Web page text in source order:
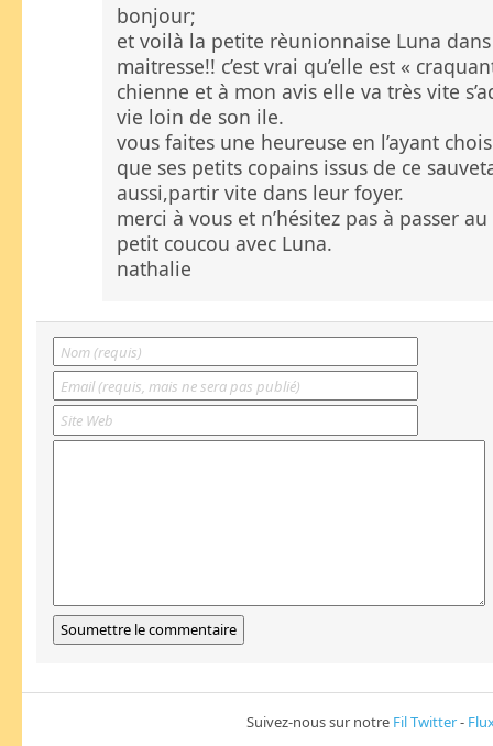
bonjour;
et voilà la petite rèunionnaise Luna
maitresse!! c’est vrai qu’elle est «
chienne et à mon avis elle va très vite
vie loin de son ile.
vous faites une heureuse en l’ayant
que ses petits copains issus de ce
aussi,partir vite dans leur foyer.
merci à vous et n’hésitez pas à passer
petit coucou avec Luna.
nathalie
Suivez-nous sur notre Fil Twitter-